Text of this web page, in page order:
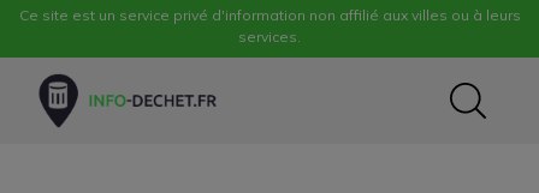
Ce site est un service privé d'information non affilié aux villes ou à leurs
services.